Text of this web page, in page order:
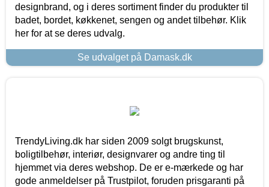
designbrand, og i deres sortiment finder du produkter til
badet, bordet, køkkenet, sengen og andet tilbehør. Klik
her for at se deres udvalg.
Se udvalget på Damask.dk
TrendyLiving.dk har siden 2009 solgt brugskunst,
boligtilbehør, interiør, designvarer og andre ting til
hjemmet via deres webshop. De er e-mærkede og har
gode anmeldelser på Trustpilot, foruden prisgaranti på